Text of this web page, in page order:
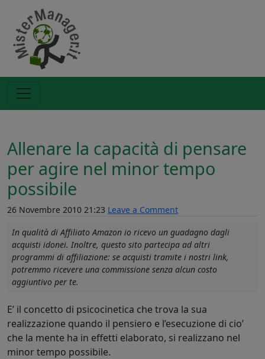
Allenare la capacità di pensare
per agire nel minor tempo
possibile
26 Novembre 2010 21:23 Leave a Comment
In qualità di Affiliato Amazon io ricevo un guadagno dagli
acquisti idonei. Inoltre, questo sito partecipa ad altri
programmi di affiliazione: se acquisti tramite i nostri link,
potremmo ricevere una commissione senza alcun costo
aggiuntivo per te.
E’ il concetto di psicocinetica che trova la sua
realizzazione quando il pensiero e l’esecuzione di cio’
che la mente ha in effetti elaborato, si realizzano nel
minor tempo possibile.